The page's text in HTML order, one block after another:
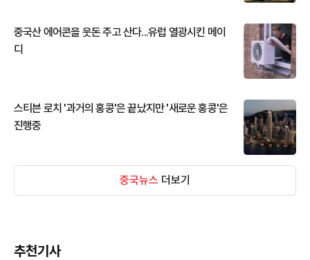
중국산 에어콘을 웃돈 주고 산다...유럽 열광시킨 메이
디
스티븐 로치 '과거의 홍콩'은 끝났지만 '새로운 홍콩'은
진행중
중국뉴스 더보기
추천기사